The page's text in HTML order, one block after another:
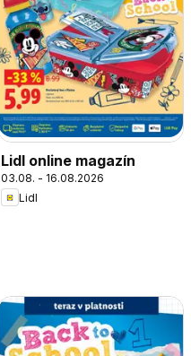
Lidl online magazín
03.08. - 16.08.2026
Lidl